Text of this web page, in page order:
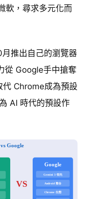
軟，尋求多元化而
推出自己的瀏覽器
從 Google手中搶奪
Chrome成為預設
AI 時代的預設作